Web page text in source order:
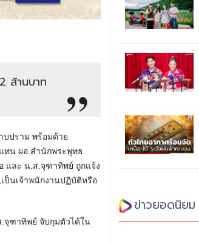
ล้านบาท
บปราม พร้อมด้วย
ทน ผอ.สำนักพระพุทธ
และ น.ส.จุฑาทิพย์ ถูกแจ้ง
ป็นเจ้าพนักงานปฏิบัติหรือ
ฑาทิพย์ จับกุมตัวได้ใน
ข่าวยอดนิยม